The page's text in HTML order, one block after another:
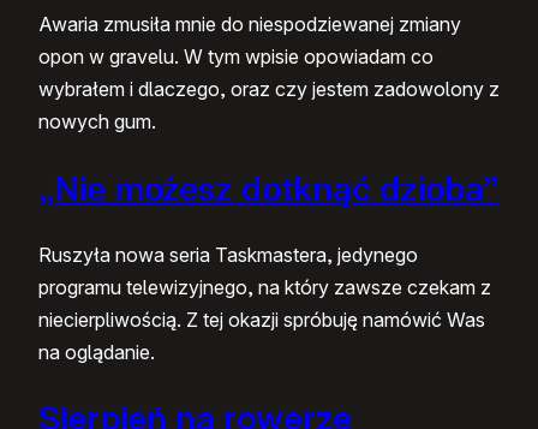
Awaria zmusiła mnie do niespodziewanej zmiany
opon w gravelu. W tym wpisie opowiadam co
wybrałem i dlaczego, oraz czy jestem zadowolony z
nowych gum.
„Nie możesz dotknąć dzioba”
Ruszyła nowa seria Taskmastera, jedynego
programu telewizyjnego, na który zawsze czekam z
niecierpliwością. Z tej okazji spróbuję namówić Was
na oglądanie.
Sierpień na rowerze